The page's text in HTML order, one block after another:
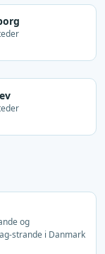
og
strande i Danmark